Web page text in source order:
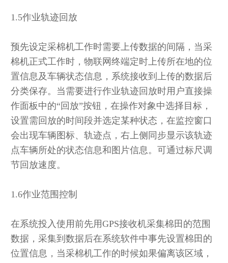
1.5作业轨迹回放
预先设定采棉机工作时需要上传数据的间隔，当采
棉机正式工作时，物联网终端定时上传所在地的位
置信息及车辆状态信息，系统接收到上传的数据后
分类保存。当需要进行作业轨迹回放时用户直接操
作面板中的“回放”按钮，在操作对象中选择目标，
设置需回放的时间段并选定某种状态，在监控窗口
会出现车辆图标、轨迹点，右上侧同步显示该轨迹
点车辆所处的状态信息和图片信息。可通过标尺调
节回放速度。
1.6作业范围控制
在系统投入使用前先用GPS接收机采集棉田的范围
数据，采集到数据后在系统软件中事先设置棉田的
位置信息，当采棉机工作的时候如果偏离该区域，